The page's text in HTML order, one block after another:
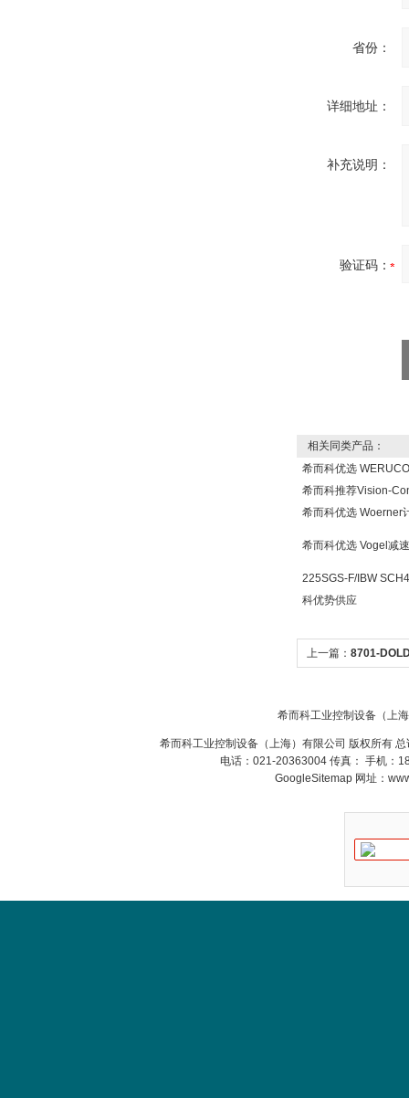
PMA Prozess- und
Cesyco Endoskop
省份：
详细地址：
补充说明：
验证码：
相关同类产品：
希而科优选
希而科推荐Vision-
希而科优选 Woerner
希而科优选 Vogel减
225SGS-F/IBW
科优势供应
上一篇： 8701-
希而科工业控制设备（上
希而科工业控制设备（上海）有限公司 版权所有
电话：021-20363004 传真： 手机：
GoogleSitemap网址：